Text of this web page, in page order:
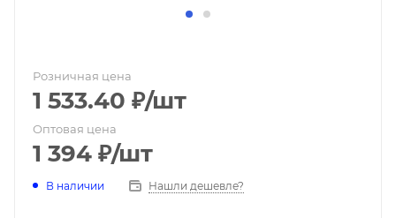
Розничная цена
1 533.40 ₽/шт
Оптовая цена
1 394 ₽/шт
В наличии Нашли дешевле?